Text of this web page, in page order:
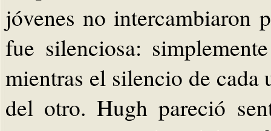
jóvenes no intercambiaron
fue silenciosa:
mientras el silencio de
del otro. Hugh pareció